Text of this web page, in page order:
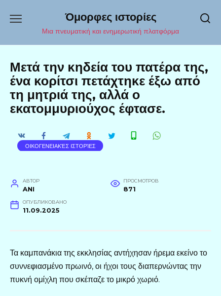
содержанию
Όμορφες ιστορίες
Μια πνευματική και ενημερωτική πλατφόρμα
Μετά την κηδεία του πατέρα της,
ένα κορίτσι πετάχτηκε έξω από
τη μητριά της, αλλά ο
εκατομμυριούχος έφτασε.
ΟΙΚΟΓΕΝΕΙΑΚΈΣ ΙΣΤΟΡΊΕΣ
АВТОР
ANI
ПРОСМОТРОВ
871
ОПУБЛИКОВАНО
11.09.2025
Τα καμπανάκια της εκκλησίας αντήχησαν ήρεμα εκείνο το
συννεφιασμένο πρωινό, οι ήχοι τους διαπερνώντας την
πυκνή ομίχλη που σκέπαζε το μικρό χωριό.